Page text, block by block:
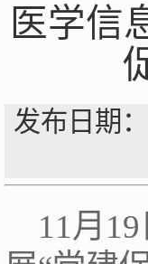
医学信
发布日期
11月